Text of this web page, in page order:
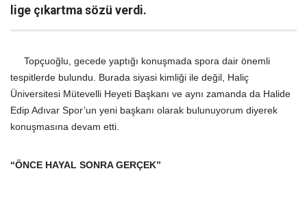
lige çıkartma sözü verdi.
Topçuoğlu, gecede yaptığı konuşmada spora dair önemli
tespitlerde bulundu. Burada siyasi kimliği ile değil, Haliç
Üniversitesi Mütevelli Heyeti Başkanı ve aynı zamanda da Halide
Edip Adıvar Spor’un yeni başkanı olarak bulunuyorum diyerek
konuşmasına devam etti.
“ÖNCE HAYAL SONRA GERÇEK”